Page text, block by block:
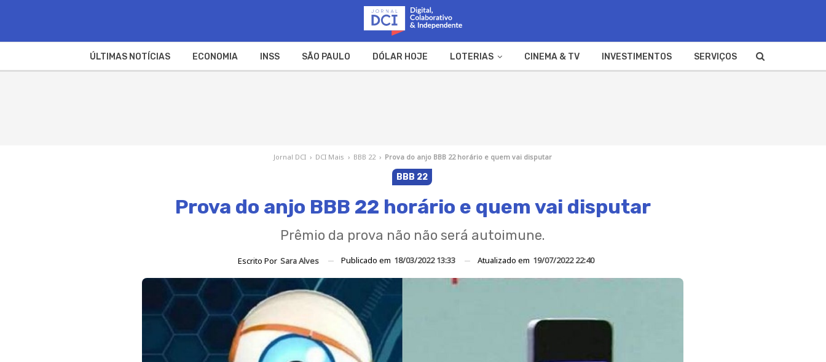
ÚLTIMAS NOTÍCIAS ECONOMIA INSS SÃO PAULO DÓLAR HOJE LOTERIAS CINEMA & TV INVESTIMENTOS SERVIÇOS
Jornal DCI › DCI Mais › BBB 22 › Prova do anjo BBB 22 horário e quem vai disputar
BBB 22
Prova do anjo BBB 22 horário e quem vai disputar
Prêmio da prova não não será autoimune.
Escrito Por Sara Alves Publicado em 18/03/2022 13:33 Atualizado em 19/07/2022 22:40